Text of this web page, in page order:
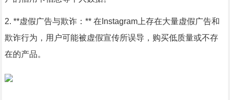
2. **虚假广告与欺诈：** 在Instagram上存在大量虚假广告和
欺诈行为，用户可能被虚假宣传所误导，购买低质量或不存
在的产品。